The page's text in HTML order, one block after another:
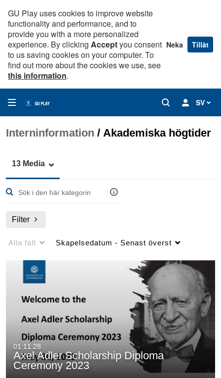
GU Play uses cookies to improve website
functionality and performance, and to
provide you with a more personalized
experience. By clicking Acceptyou consent
to us saving cookies on your computer. To
find out more about the cookies we use, see
this information.
Neka Tillåt
SV
Interninformation / Akademiska högtider
13 Media
Filter
Alla fält Skapelsedatum - Senast överst
01:11:28
Axel Adler Scholarship Diploma
Ceremony 2023